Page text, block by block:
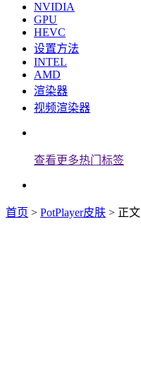
NVIDIA
GPU
HEVC
设置方法
INTEL
AMD
渲染器
视频渲染器
查看更多热门标签
首页 > PotPlayer皮肤 > 正文